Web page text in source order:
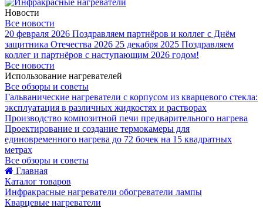
Новости
Все новости
20 февраля 2026 Поздравляем партнёров и коллег с Днём
защитника Отечества 2026 25 декабря 2025 Поздравляем
коллег и партнёров с наступающим 2026 годом!
Все новости
Использование нагревателей
Все обзоры и советы
Гальванические нагреватели с корпусом из кварцевого стекла:
эксплуатация в различных жидкостях и растворах
Производство композитной печи предварительного нагрева
Проектирование и создание термокамеры для
единовременного нагрева до 72 бочек на 15 квадратных
метрах
Все обзоры и советы
Главная
Каталог товаров
Инфракрасные нагреватели обогреватели лампы
Кварцевые нагреватели